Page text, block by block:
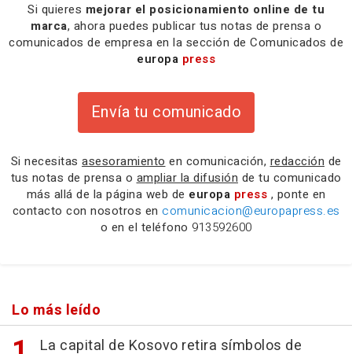
Si quieres mejorar el posicionamiento online de tu
marca, ahora puedes publicar tus notas de prensa o
comunicados de empresa en la sección de Comunicados de
europa press
Envía tu comunicado
Si necesitas asesoramiento en comunicación, redacción de
tus notas de prensa o ampliar la difusión de tu comunicado
más allá de la página web de europa press , ponte en
contacto con nosotros en comunicacion@europapress.es
o en el teléfono 913592600
Lo más leído
La capital de Kosovo retira símbolos de